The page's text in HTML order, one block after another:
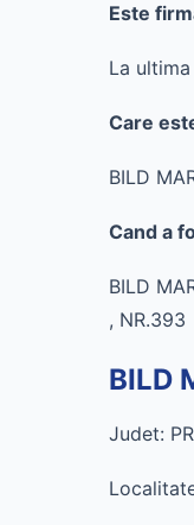
Este
La
Care
BILD
Cand a
BILD
, NR.393
BILD
Judet: